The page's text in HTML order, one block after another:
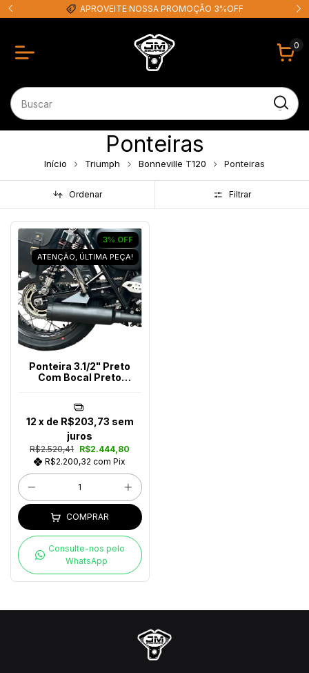
APROVEITE NOSSA PROMOÇÃO 3%OFF
0
Ponteiras
Início Triumph Bonneville T120 Ponteiras
Ordenar Filtrar
3% OFF
ATENÇÃO, ÚLTIMA PEÇA!
Ponteira 3.1/2" Preto
Com Bocal Preto
R$2.520,41 R$2.444,80
R$2.200,32com Pix
12 x de R$203,73 sem
juros
COMPRAR
Consulte-nos pelo
WhatsApp